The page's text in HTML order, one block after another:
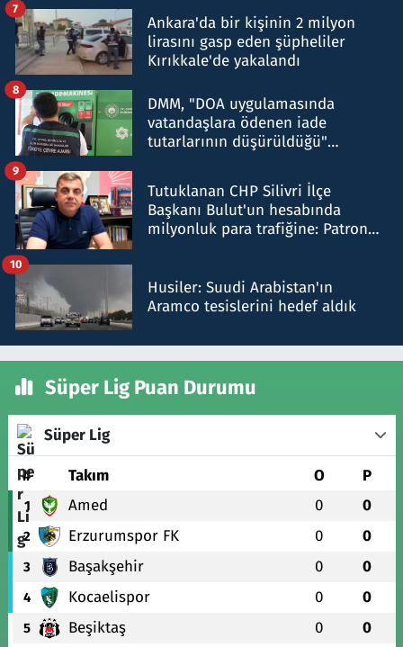
Ankara'da bir kişinin 2 milyon
lirasını gasp eden şüpheliler
Kırıkkale'de yakalandı
7
DMM, "DOA uygulamasında
vatandaşlara ödenen iade
tutarlarının düşürüldüğü"
8
Tutuklanan CHP Silivri İlçe
Başkanı Bulut'un hesabında
milyonluk para trafiğine: Patron
9
Husiler: Suudi Arabistan'ın
Aramco tesislerini hedef aldık
10
Süper Lig Puan Durumu
Süper Lig
# Takım O P
1 Amed 0 0
2 Erzurumspor FK 0 0
3 Başakşehir 0 0
4 Kocaelispor 0 0
5 Beşiktaş 0 0